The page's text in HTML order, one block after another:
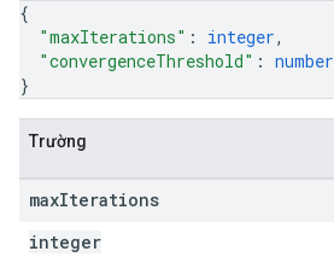
{
"maxIterations" : integer,
"convergenceThreshold" : number
}
Trường
maxIterations
integer